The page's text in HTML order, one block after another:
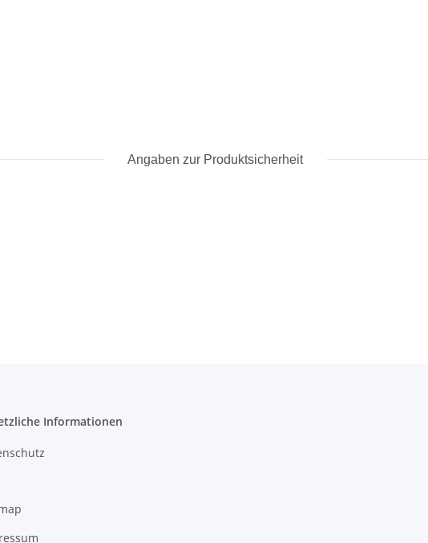
Angaben zur Produktsicherheit
Informationen